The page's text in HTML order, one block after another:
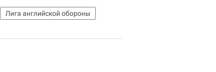
Лига английской обороны